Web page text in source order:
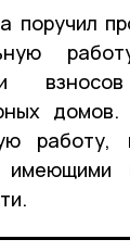
поручил
работу,
имеющими